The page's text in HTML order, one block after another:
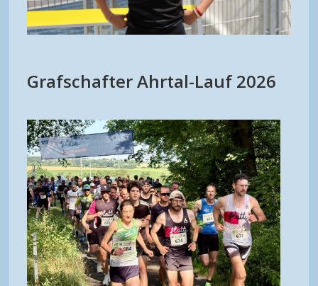
Grafschafter Ahrtal-Lauf 2026